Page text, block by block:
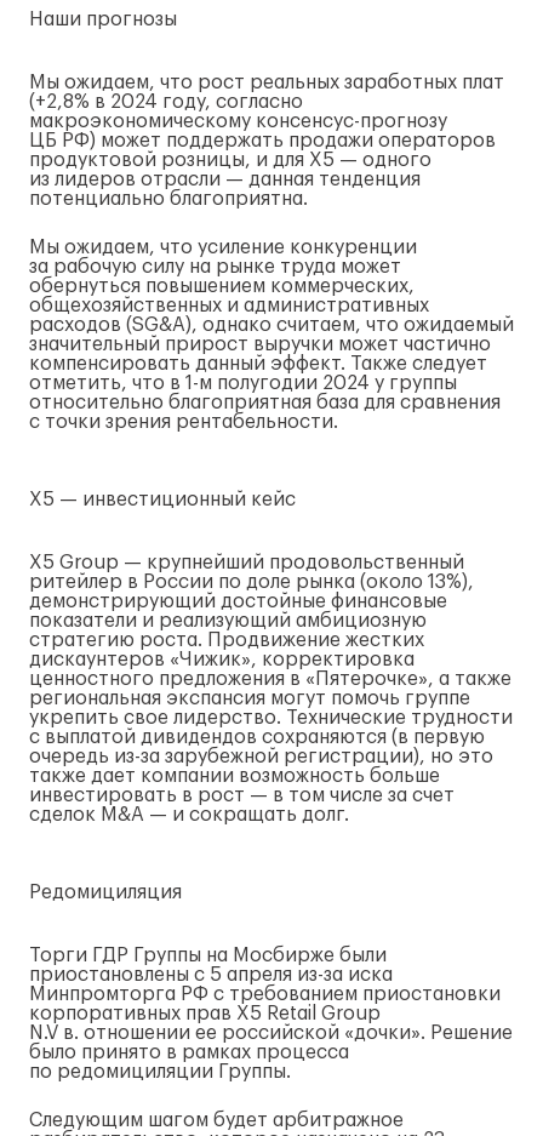
Наши прогнозы
Мы ожидаем, что рост реальных заработных плат
(+2,8% в 2024 году, согласно
макроэкономическому консенсус-прогнозу
ЦБ РФ) может поддержать продажи операторов
продуктовой розницы, и для X5 — одного
из лидеров отрасли — данная тенденция
потенциально благоприятна.
Мы ожидаем, что усиление конкуренции
за рабочую силу на рынке труда может
обернуться повышением коммерческих,
общехозяйственных и административных
расходов (SG&A), однако считаем, что ожидаемый
значительный прирост выручки может частично
компенсировать данный эффект. Также следует
отметить, что в 1-м полугодии 2024 у группы
относительно благоприятная база для сравнения
с точки зрения рентабельности.
X5 — инвестиционный кейс
X5 Group — крупнейший продовольственный
ритейлер в России по доле рынка (около 13%),
демонстрирующий достойные финансовые
показатели и реализующий амбициозную
стратегию роста. Продвижение жестких
дискаунтеров «Чижик», корректировка
ценностного предложения в «Пятерочке», а также
региональная экспансия могут помочь группе
укрепить свое лидерство. Технические трудности
с выплатой дивидендов сохраняются (в первую
очередь из-за зарубежной регистрации), но это
также дает компании возможность больше
инвестировать в рост — в том числе за счет
сделок M&A — и сокращать долг.
Редомициляция
Торги ГДР Группы на Мосбирже были
приостановлены с 5 апреля из-за иска
Минпромторга РФ с требованием приостановки
корпоративных прав X5 Retail Group
N.V в. отношении ее российской «дочки». Решение
было принято в рамках процесса
по редомициляции Группы.
Следующим шагом будет арбитражное